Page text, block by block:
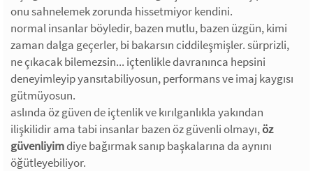
onu sahnelemek zorunda hissetmiyor kendini.
normal insanlar böyledir, bazen mutlu, bazen üzgün, kimi
zaman dalga geçerler, bi bakarsın ciddileşmişler. sürprizli,
ne çıkacak bilemezsin... içtenlikle davranınca hepsini
deneyimleyip yansıtabiliyosun, performans ve imaj kaygısı
gütmüyosun.
aslında öz güven de içtenlik ve kırılganlıkla yakından
ilişkilidir ama tabi insanlar bazen öz güvenli olmayı,öz
güvenliyimdiye bağırmak sanıp başkalarına da aynını
öğütleyebiliyor.